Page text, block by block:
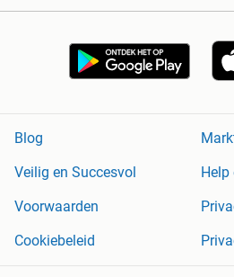
Blog
Veilig en Succesvol
Voorwaarden
Cookiebeleid